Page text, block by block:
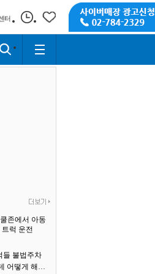
터
존에서 아동
트럭 운전
들 불법주차
침수차 인것 같은데 어떻게 해야될까요?